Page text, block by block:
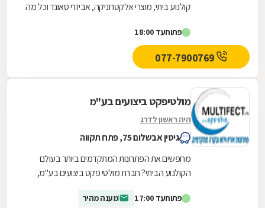
קולנוע ביתי, מוצרי אלקטרוניקה, אביזרי סאונד וכל מה
פתוחעד 18:00
מולטיפקט ביצועים בע"מ
היה ראשון לדרג
גיסין אבשלום 75, פתח תקווה
מחפשים את הפתרונות המתקדמים ביותר בעולם
הקולנוע הביתי? חברת מולטי פקט ביצועים בע"מ,
אודיו-וידאו, מעמידה...
פתוחעד 17:00 מענה מהיר